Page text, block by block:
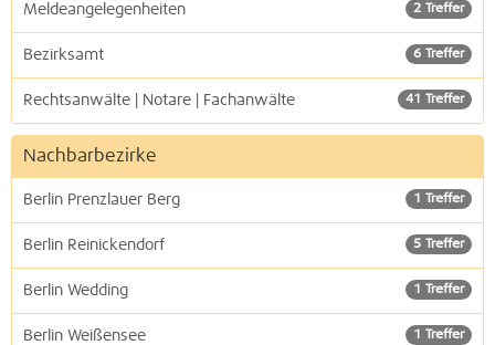
2 Treffer
Meldeangelegenheiten
6 Treffer
Bezirksamt
41 Treffer
Rechtsanwälte | Notare | Fachanwälte
Nachbarbezirke
1 Treffer
Berlin Prenzlauer Berg
5 Treffer
Berlin Reinickendorf
1 Treffer
Berlin Wedding
1 Treffer
Berlin Weißensee